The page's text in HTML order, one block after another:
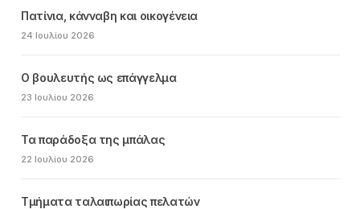
Πατίνια, κάνναβη και οικογένεια
24 Ιουλίου 2026
Ο βουλευτής ως επάγγελμα
23 Ιουλίου 2026
Τα παράδοξα της μπάλας
22 Ιουλίου 2026
Τμήματα ταλαιπωρίας πελατών